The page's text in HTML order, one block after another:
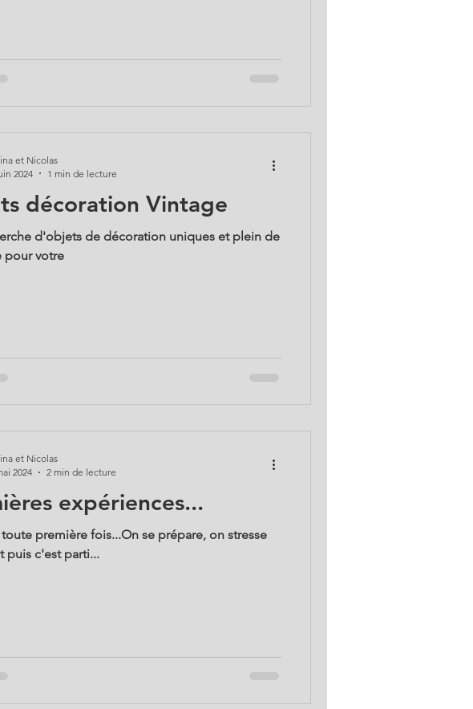
décoration Vintage
d'objets de décoration uniques et plein de
pour votre
et Nicolas
2024
1 min de lecture
expériences...
première fois...On se prépare, on stresse
puis c'est parti...
et Nicolas
2024
2 min de lecture